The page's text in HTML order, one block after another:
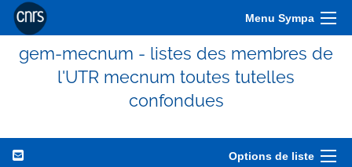
Menu Sympa
gem-mecnum - listes des membres de
l'UTR mecnum toutes tutelles
confondues
Options de liste